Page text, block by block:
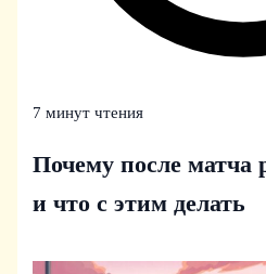
7 минут чтения
Почему после матча
и что с этим делать